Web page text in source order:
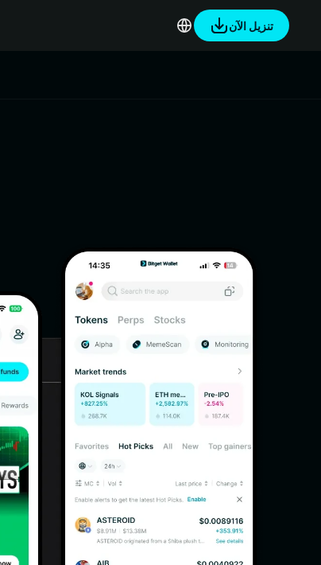
تنزيل الآن